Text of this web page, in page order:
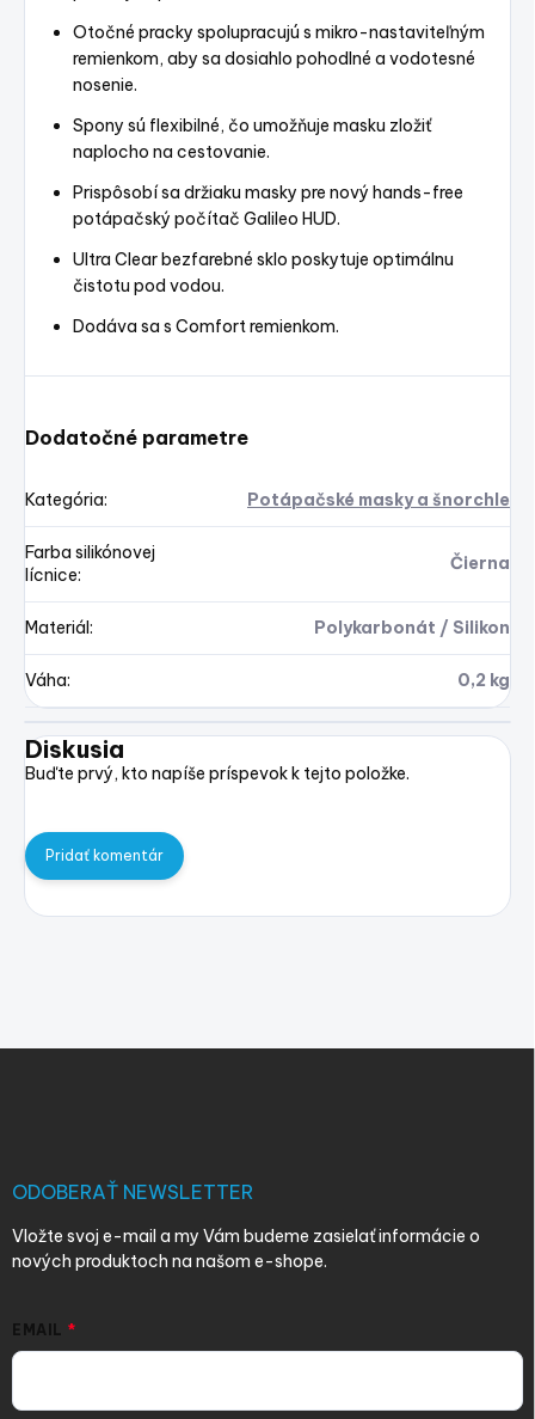
Otočné pracky spolupracujú s mikro-nastaviteľným
remienkom, aby sa dosiahlo pohodlné a vodotesné
nosenie.
Spony sú flexibilné, čo umožňuje masku zložiť
naplocho na cestovanie.
Prispôsobí sa držiaku masky pre nový hands-free
potápačský počítač Galileo HUD.
Ultra Clear bezfarebné sklo poskytuje optimálnu
čistotu pod vodou.
Dodáva sa s Comfort remienkom.
Dodatočné parametre
Kategória: Potápačské masky a šnorchle
Farba silikónovej
lícnice:
Čierna
Materiál: Polykarbonát / Silikon
Váha: 0,2 kg
Diskusia
Buďte prvý, kto napíše príspevok k tejto položke.
Pridať komentár
ODOBERAŤ NEWSLETTER
Vložte svoj e-mail a my Vám budeme zasielať informácie o
nových produktoch na našom e-shope.
EMAIL